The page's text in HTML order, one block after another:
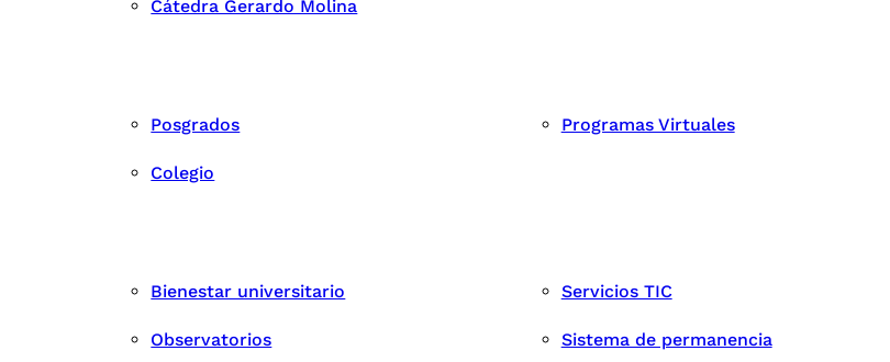
Cátedra Gerardo Molina
Posgrados Programas Virtuales
Colegio
Bienestar universitario Servicios TIC
Observatorios Sistema de permanencia